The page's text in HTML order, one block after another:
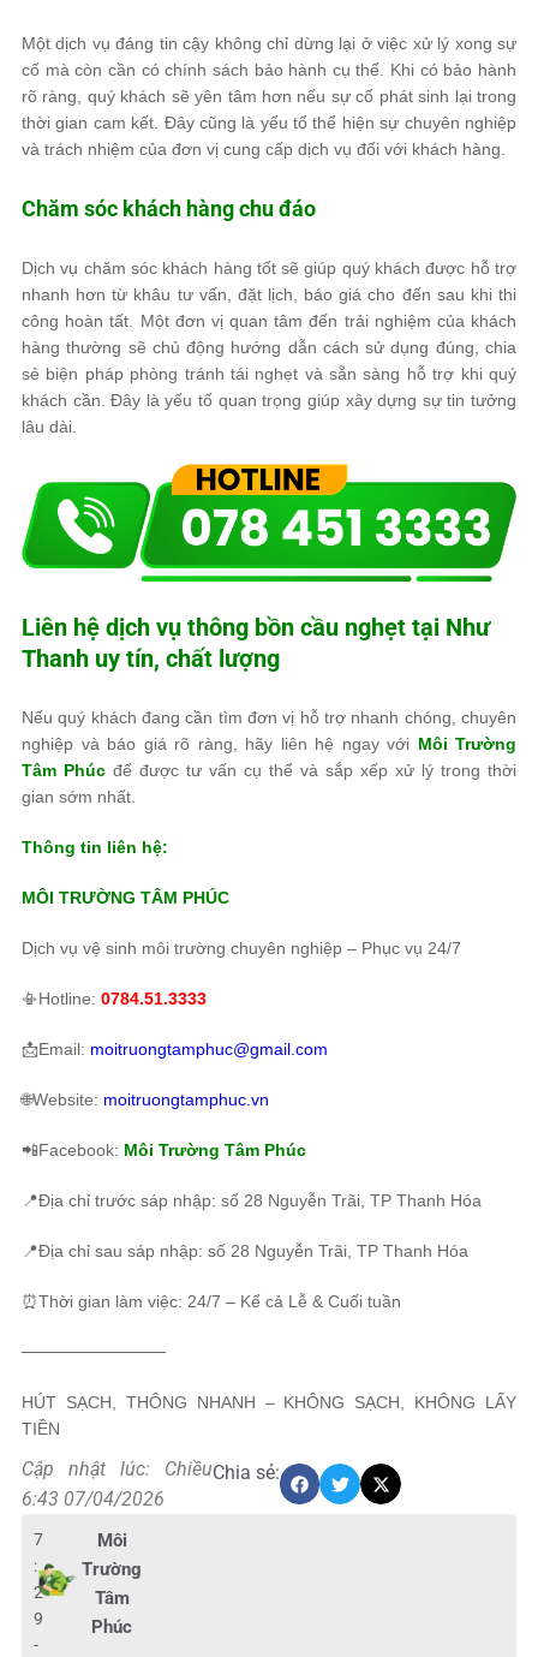
Một dịch vụ đáng tin cậy không chỉ dừng lại ở việc xử lý xong sự
cố mà còn cần có chính sách bảo hành cụ thể. Khi có bảo hành
rõ ràng, quý khách sẽ yên tâm hơn nếu sự cố phát sinh lại trong
thời gian cam kết. Đây cũng là yếu tố thể hiện sự chuyên nghiệp
và trách nhiệm của đơn vị cung cấp dịch vụ đối với khách hàng.
Chăm sóc khách hàng chu đáo
Dịch vụ chăm sóc khách hàng tốt sẽ giúp quý khách được hỗ trợ
nhanh hơn từ khâu tư vấn, đặt lịch, báo giá cho đến sau khi thi
công hoàn tất. Một đơn vị quan tâm đến trải nghiệm của khách
hàng thường sẽ chủ động hướng dẫn cách sử dụng đúng, chia
sẻ biện pháp phòng tránh tái nghẹt và sẵn sàng hỗ trợ khi quý
khách cần. Đây là yếu tố quan trọng giúp xây dựng sự tin tưởng
lâu dài.
Liên hệ dịch vụ thông bồn cầu nghẹt tại Như
Thanh uy tín, chất lượng
Nếu quý khách đang cần tìm đơn vị hỗ trợ nhanh chóng, chuyên
nghiệp và báo giá rõ ràng, hãy liên hệ ngay với Môi Trường
Tâm Phúc để được tư vấn cụ thể và sắp xếp xử lý trong thời
gian sớm nhất.
Thông tin liên hệ:
MÔI TRƯỜNG TÂM PHÚC
Dịch vụ vệ sinh môi trường chuyên nghiệp – Phục vụ 24/7
📳Hotline: 0784.51.3333
📩Email: moitruongtamphuc@gmail.com
🌐Website: moitruongtamphuc.vn
📲Facebook: Môi Trường Tâm Phúc
📍Địa chỉ trước sáp nhập: số 28 Nguyễn Trãi, TP Thanh Hóa
📍Địa chỉ sau sáp nhập: số 28 Nguyễn Trãi, TP Thanh Hóa
⏰Thời gian làm việc: 24/7 – Kể cả Lễ & Cuối tuần
────────────
HÚT SẠCH, THÔNG NHANH – KHÔNG SẠCH, KHÔNG LẤY
TIỀN
Cập nhật lúc: Chiều
6:43 07/04/2026
Chia sẻ:
Môi
Trường
Tâm
Phúc
7
:
2
9
-